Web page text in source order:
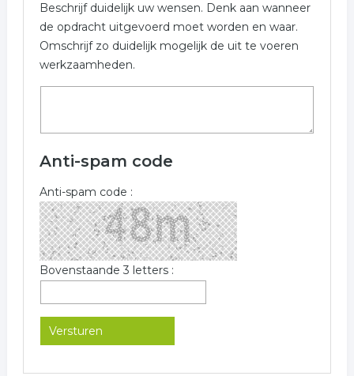
Beschrijf duidelijk uw wensen. Denk aan wanneer
de opdracht uitgevoerd moet worden en waar.
Omschrijf zo duidelijk mogelijk de uit te voeren
werkzaamheden.
Anti-spam code
Anti-spam code :
Bovenstaande 3 letters :